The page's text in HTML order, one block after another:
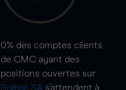
0% des comptes clients
de CMC ayant des
positions ouvertes sur
Soitec SA s'attendent à